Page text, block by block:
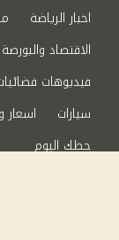
اخبار الرياضة
الاقتصاد والبورصة
فيديوهات
سيارات
حظك اليوم